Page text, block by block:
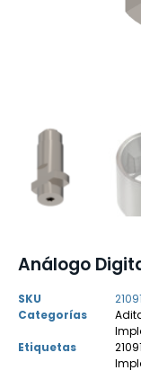
Análogo
SKU
Categorías
Etiquetas